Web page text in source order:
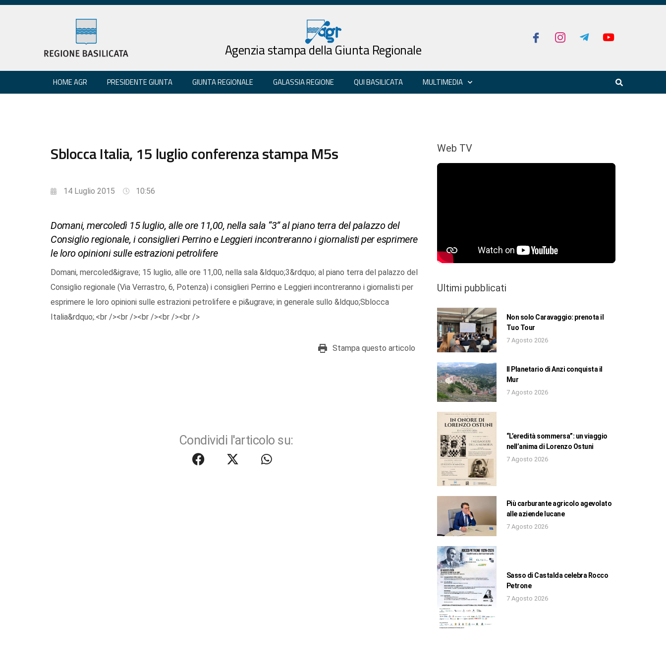
Agenzia stampa della Giunta Regionale
HOME AGR PRESIDENTE GIUNTA GIUNTA REGIONALE GALASSIA REGIONE QUI BASILICATA MULTIMEDIA
Sblocca Italia, 15 luglio conferenza stampa M5s
14 Luglio 2015 10:56
Domani, mercoledì 15 luglio, alle ore 11,00, nella sala “3” al piano terra del palazzo del
Consiglio regionale, i consiglieri Perrino e Leggieri incontreranno i giornalisti per esprimere
le loro opinioni sulle estrazioni petrolifere
Domani, mercoled&igrave; 15 luglio, alle ore 11,00, nella sala &ldquo;3&rdquo; al piano terra del palazzo del
Consiglio regionale (Via Verrastro, 6, Potenza) i consiglieri Perrino e Leggieri incontreranno i giornalisti per
esprimere le loro opinioni sulle estrazioni petrolifere e pi&ugrave; in generale sullo &ldquo;Sblocca
Italia&rdquo;.<br /><br /><br /><br /><br />
Stampa questo articolo
Condividi l'articolo su:
Web TV
Ultimi pubblicati
Non solo Caravaggio: prenota il
Tuo Tour
7 Agosto 2026
Il Planetario di Anzi conquista il
Mur
7 Agosto 2026
“L’eredità sommersa”: un viaggio
nell’anima di Lorenzo Ostuni
7 Agosto 2026
Più carburante agricolo agevolato
alle aziende lucane
7 Agosto 2026
Sasso di Castalda celebra Rocco
Petrone
7 Agosto 2026